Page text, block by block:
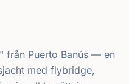
från Puerto Banús — en
med flybridge,